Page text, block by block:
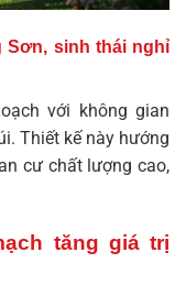
Sơn, sinh thái nghỉ
với không gian
Thiết kế này hướng
cư chất lượng cao,
tăng giá trị